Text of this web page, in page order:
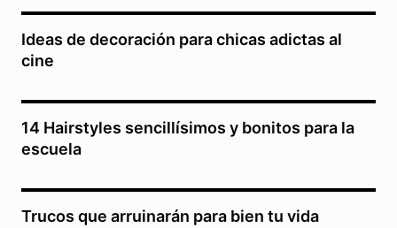
Ideas de decoración para chicas adictas al
cine
14 Hairstyles sencillísimos y bonitos para la
escuela
Trucos que arruinarán para bien tu vida